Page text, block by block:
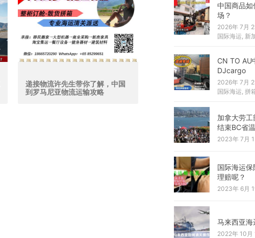
递接物流许先生带你了解，中国
到罗马尼亚物流运输攻略
中国商品
场？
2026年 7月
国际海运 新
CN TO AU
DJcargo
2026年 7月
国际海运 拼
加拿大劳
结束BC省
2023年 7月
国际海运
理赔呢？
2023年 6月
马来西亚海
2022年 10月